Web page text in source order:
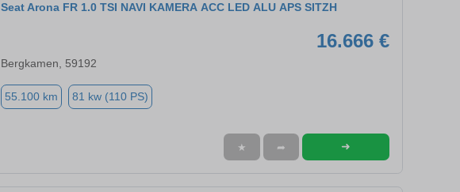
Seat Arona FR 1.0 TSI NAVI KAMERA ACC LED ALU APS SITZH
16.666 €
Bergkamen, 59192
55.100 km 81 kw (110 PS)
★ ➦ ➜